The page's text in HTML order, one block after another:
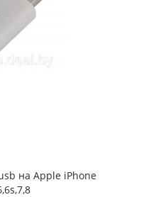
на Apple iPhone